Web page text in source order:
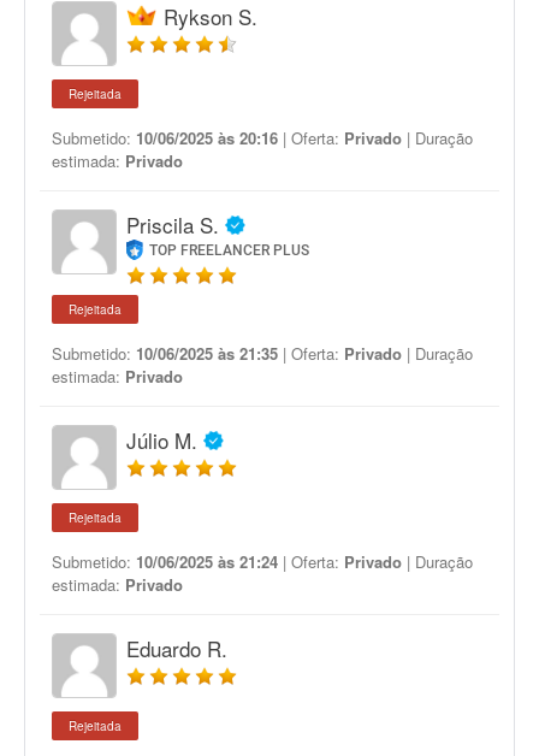
Rykson S.
Rejeitada
Submetido: 10/06/2025 às 20:16 | Oferta: Privado | Duração
estimada: Privado
Priscila S.
TOP FREELANCER PLUS
Rejeitada
Submetido: 10/06/2025 às 21:35 | Oferta: Privado | Duração
estimada: Privado
Júlio M.
Rejeitada
Submetido: 10/06/2025 às 21:24 | Oferta: Privado | Duração
estimada: Privado
Eduardo R.
Rejeitada